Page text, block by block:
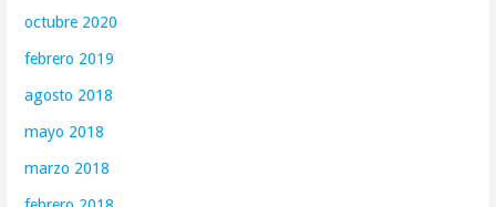
octubre 2020
febrero 2019
agosto 2018
mayo 2018
marzo 2018